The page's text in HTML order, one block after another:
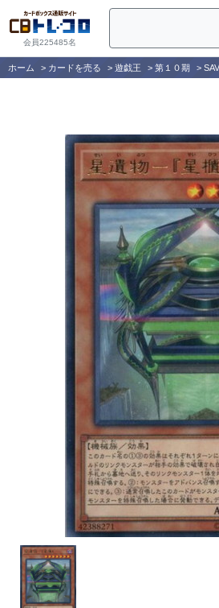
会員225485名
ホーム > カードを売る > 遊戯王 > 第１０期 >